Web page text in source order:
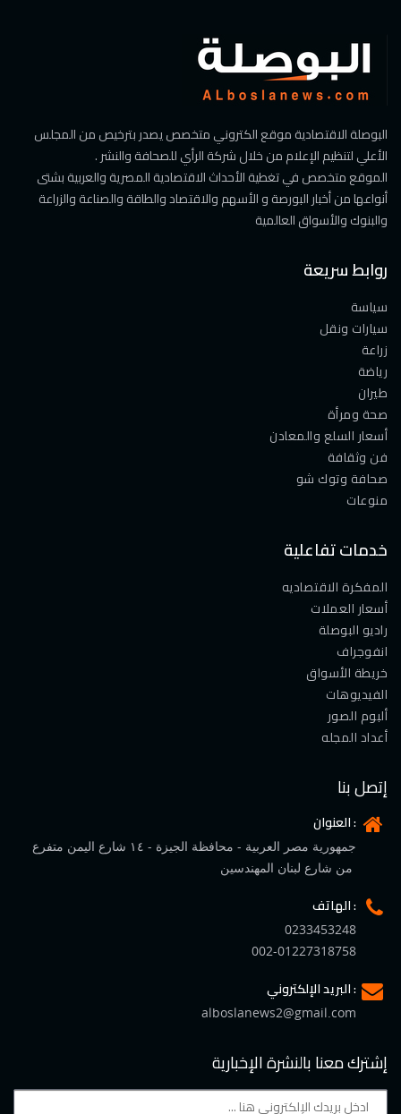
البوصلة الاقتصادية موقع الكتروني متخصص يصدر بترخيص من المجلس
الأعلي لتنظيم الإعلام من خلال شركة الرأي للصحافة والنشر .
الموقع متخصص في تغطية الأحداث الاقتصادية المصرية والعربية بشتى
أنواعها من أخبار البورصة و الأسهم والاقتصاد والطاقة والصناعة والزراعة
والبنوك والأسواق العالمية
روابط سريعة
سياسة
سيارات ونقل
زراعة
رياضة
طيران
صحة ومرأة
أسعار السلع والمعادن
فن وثقافة
صحافة وتوك شو
منوعات
خدمات تفاعلية
المفكرة الاقتصاديه
أسعار العملات
راديو البوصلة
انفوجراف
خريطة الأسواق
الفيديوهات
ألبوم الصور
أعداد المجله
إتصل بنا
العنوان :
جمهورية مصر العربية - محافظة الجيزة - ١٤ شارع اليمن متفرع
الهاتف :
0233453248
002-01227318758
البريد الإلكتروني :
alboslanews2@gmail.com
إشترك معنا بالنشرة الإخبارية